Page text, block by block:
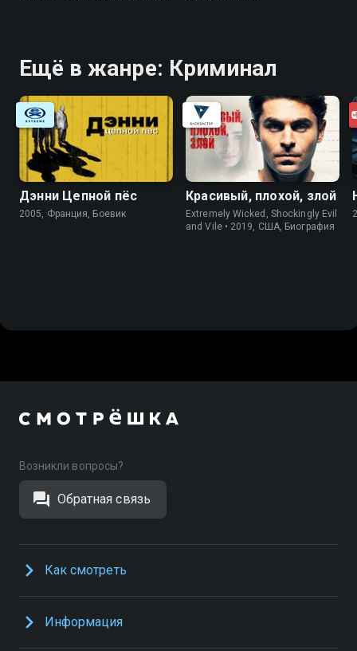
Ещё в жанре: Криминал
Дэнни Цепной пёс
2005, Франция, Боевик
Красивый, плохой, злой
Extremely Wicked, Shockingly Evil
and Vile • 2019, США, Биография
Возникли вопросы?
Обратная связь
Как смотреть
Информация